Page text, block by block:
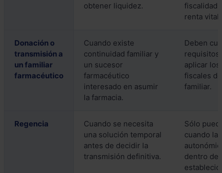
obtener liquidez.
fiscalidad
renta
Donación o
transmisión a
un familiar
farmacéutico
Cuando existe
continuidad familiar y
un sucesor
farmacéutico
interesado en asumir
la farmacia.
Deben
requisitos
aplicar
fiscales
familiar.
Regencia
Cuando se necesita
una solución temporal
antes de decidir la
transmisión definitiva.
Sólo
cuando la
dentro de